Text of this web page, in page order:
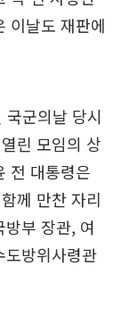
이날도 재판에
군의날 당시
린 모임의 상
전 대통령은
께 만찬 자리
부 장관, 여
도방위사령관